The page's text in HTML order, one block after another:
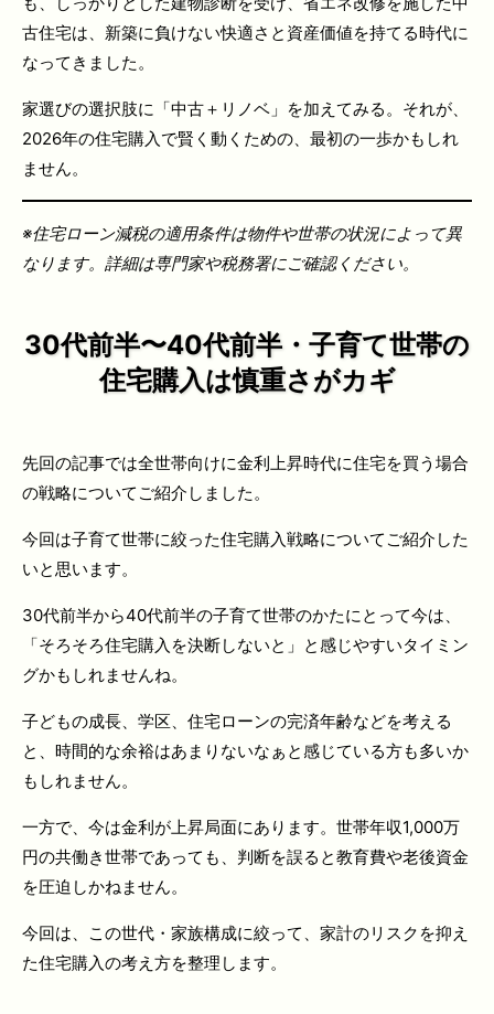
古住宅は、新築に負けない快適さと資産価値を持てる時代に
なってきました。
家選びの選択肢に「中古＋リノベ」を加えてみる。それが、
2026年の住宅購入で賢く動くための、最初の一歩かもしれ
ません。
※住宅ローン減税の適用条件は物件や世帯の状況によって異
なります。詳細は専門家や税務署にご確認ください。
30代前半〜40代前半・子育て世帯の
住宅購入は慎重さがカギ
先回の記事では全世帯向けに金利上昇時代に住宅を買う場合
の戦略についてご紹介しました。
今回は子育て世帯に絞った住宅購入戦略についてご紹介した
いと思います。
30代前半から40代前半の子育て世帯のかたにとって今は、
「そろそろ住宅購入を決断しないと」と感じやすいタイミン
グかもしれませんね。
子どもの成長、学区、住宅ローンの完済年齢などを考える
と、時間的な余裕はあまりないなぁと感じている方も多いか
もしれません。
一方で、今は金利が上昇局面にあります。世帯年収1,000万
円の共働き世帯であっても、判断を誤ると教育費や老後資金
を圧迫しかねません。
今回は、この世代・家族構成に絞って、家計のリスクを抑え
た住宅購入の考え方を整理します。